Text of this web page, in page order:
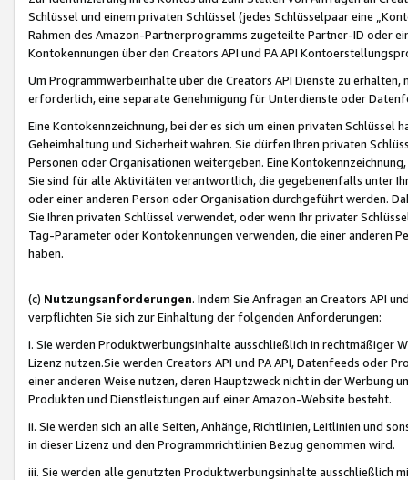
Schlüssel und einem privaten Schlüssel (jedes Schlüsselpaar eine
Rahmen des Amazon-Partnerprogramms zugeteilte Partner-ID oder
Kontokennungen über den Creators API und PA API
Um Programmwerbeinhalte über die Creators API Dienste zu
erforderlich, eine separate Genehmigung für Unterdienste oder
Eine Kontokennzeichnung, bei der es sich um einen privaten
Geheimhaltung und Sicherheit wahren. Sie dürfen Ihren privaten
Personen oder Organisationen weitergeben. Eine
Sie sind für alle Aktivitäten verantwortlich, die gegebenenfalls unter
oder einer anderen Person oder Organisation durchgeführt werden.
Sie Ihren privaten Schlüssel verwendet, oder wenn Ihr privater
Tag-Parameter oder Kontokennungen verwenden, die einer anderen
haben.
(c) Nutzungsanforderungen. Indem Sie Anfragen an Creators API
verpflichten Sie sich zur Einhaltung der folgenden Anforderungen:
i. Sie werden Produktwerbungsinhalte ausschließlich in rechtmäßiger
Lizenz nutzen.Sie werden Creators API und PA API, Datenfeeds oder
einer anderen Weise nutzen, deren Hauptzweck nicht in der Werbung
Produkten und Dienstleistungen auf einer Amazon-Website besteht.
ii. Sie werden sich an alle Seiten, Anhänge, Richtlinien, Leitlinien und
in dieser Lizenz und den Programmrichtlinien Bezug genommen wird.
iii. Sie werden alle genutzten Produktwerbungsinhalte ausschließlich